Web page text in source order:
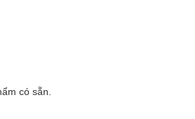
có sẵn.